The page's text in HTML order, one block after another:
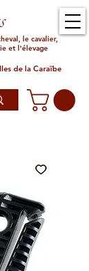
le cavalier,
et l'élevage
de la Caraïbe